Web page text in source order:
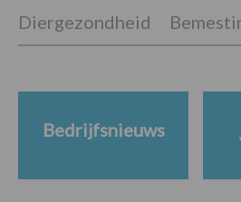
Diergezondheid
Bedrijfsnieuws